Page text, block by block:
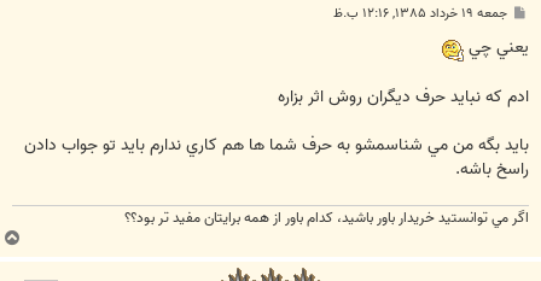
پ
ت
جمعه ۱۹ خرداد ۱۳۸۵, ۱۲:۱۶ ب.ظ
يعني چي
ادم كه نبايد حرف ديگران روش اثر بزاره
بايد بگه من مي شناسمشو به حرف شما ها هم كاري ندارم بايد تو جواب دادن
راسخ باشه.
اگر مي توانستيد خريدار باور باشيد، كدام باور از همه برايتان مفيد تر بود؟؟
ب
ا